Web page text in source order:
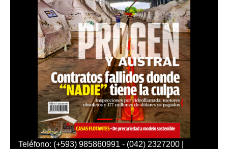
Teléfono: (+593) 985860991 - (042) 2327200 |